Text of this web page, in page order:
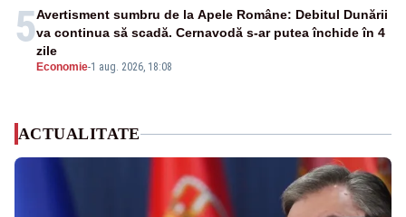
5
Economie-1 aug. 2026, 18:08
Avertisment sumbru de la Apele Române: Debitul Dunării
va continua să scadă. Cernavodă s-ar putea închide în 4
zile
ACTUALITATE